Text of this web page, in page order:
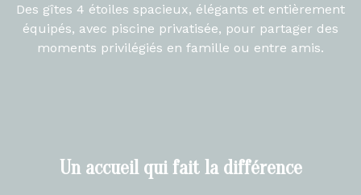
Des gîtes 4 étoiles spacieux, élégants et entièrement
équipés, avec piscine privatisée, pour partager des
moments privilégiés en famille ou entre amis.
Un accueil qui fait la différence